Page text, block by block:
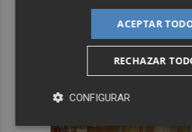
ACEPTAR
RECHAZAR
CONFIGURAR